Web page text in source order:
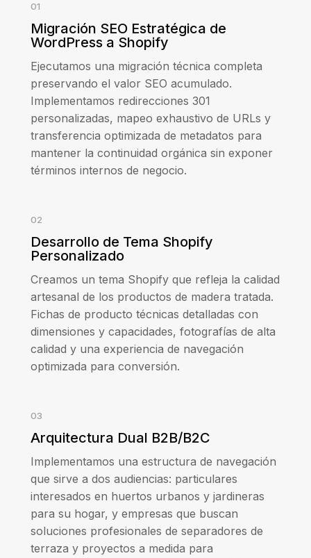
01
Migración SEO Estratégica de
WordPress a Shopify
Ejecutamos una migración técnica completa
preservando el valor SEO acumulado.
Implementamos redirecciones 301
personalizadas, mapeo exhaustivo de URLs y
transferencia optimizada de metadatos para
mantener la continuidad orgánica sin exponer
términos internos de negocio.
02
Desarrollo de Tema Shopify
Personalizado
Creamos un tema Shopify que refleja la calidad
artesanal de los productos de madera tratada.
Fichas de producto técnicas detalladas con
dimensiones y capacidades, fotografías de alta
calidad y una experiencia de navegación
optimizada para conversión.
03
Arquitectura Dual B2B/B2C
Implementamos una estructura de navegación
que sirve a dos audiencias: particulares
interesados en huertos urbanos y jardineras
para su hogar, y empresas que buscan
soluciones profesionales de separadores de
terraza y proyectos a medida para